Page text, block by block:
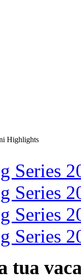
Highlights
Series
Series
Series
Series
tua